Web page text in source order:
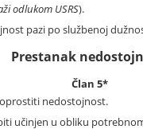
odlukom USRS).
pazi po službenoj
Prestanak
Član 5*
nedostojnost.
učinjen u obliku